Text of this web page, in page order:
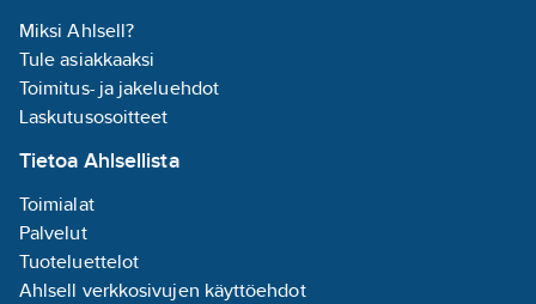
Miksi Ahlsell?
Tule asiakkaaksi
Toimitus- ja jakeluehdot
Laskutusosoitteet
Tietoa Ahlsellista
Toimialat
Palvelut
Tuoteluettelot
Ahlsell verkkosivujen käyttöehdot